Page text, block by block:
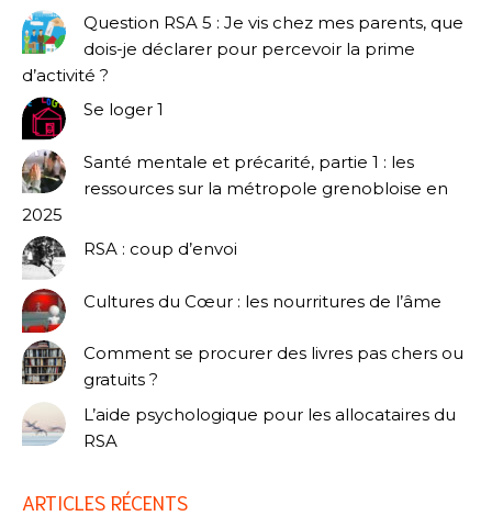
Question RSA 5 : Je vis chez mes parents, que
dois-je déclarer pour percevoir la prime
d’activité ?
Se loger 1
Santé mentale et précarité, partie 1 : les
ressources sur la métropole grenobloise en
2025
RSA : coup d’envoi
Cultures du Cœur : les nourritures de l’âme
Comment se procurer des livres pas chers ou
gratuits ?
L’aide psychologique pour les allocataires du
RSA
ARTICLES RÉCENTS